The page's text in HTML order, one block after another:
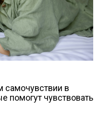
самочувствии в
помогут чувствовать